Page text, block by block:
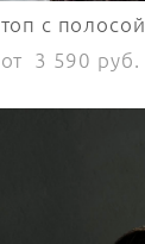
топ с полосой
от 3 590 pуб.